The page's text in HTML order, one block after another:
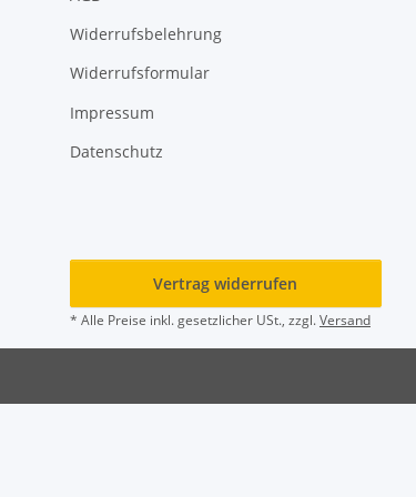
Widerrufsbelehrung
Widerrufsformular
Impressum
Datenschutz
Vertrag widerrufen
* Alle Preise inkl. gesetzlicher USt., zzgl.Versand